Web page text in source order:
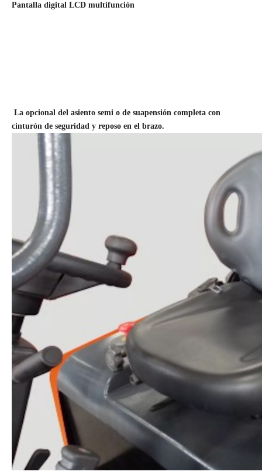
Pantalla digital LCD multifunción
La opcional del asiento semi o de suapensión completa con
cinturón de seguridad y reposo en el brazo.